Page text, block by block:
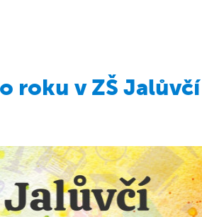
roku v ZŠ Jalůvčí